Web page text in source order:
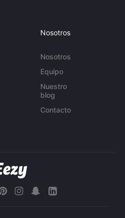
Nosotros
Nosotros
Equipo
Nuestro
blog
Contacto